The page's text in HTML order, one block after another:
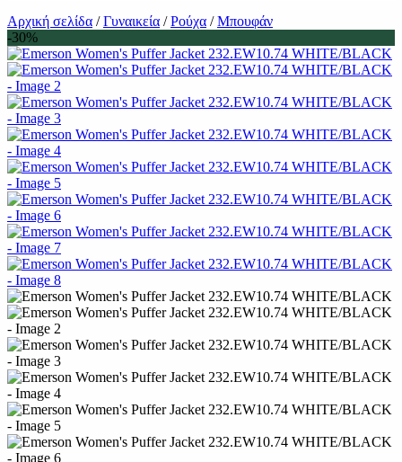
Αρχική σελίδα / Γυναικεία / Ρούχα / Μπουφάν
-30%